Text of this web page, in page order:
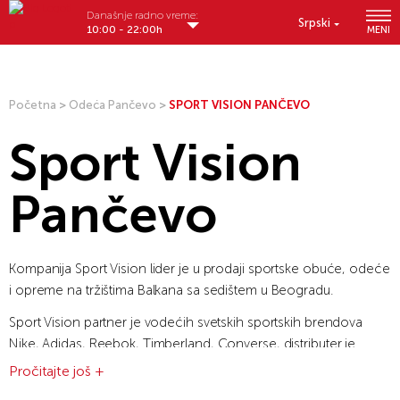
Srpski
MENI
Današnje radno vreme:
10:00 - 22:00h
Početna > Odeća Pančevo > SPORT VISION PANČEVO
Sport Vision
Pančevo
Kompanija Sport Vision lider je u prodaji sportske obuće, odeće
i opreme na tržištima Balkana sa sedištem u Beogradu.
Sport Vision partner je vodećih svetskih sportskih brendova
Nike, Adidas, Reebok, Timberland, Converse, distributer je
brendova New Balance i Helly Hansen a kompanija ima i
Pročitajte još +